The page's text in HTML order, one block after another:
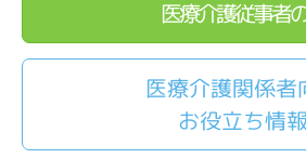
医療介護従事者
医療介護関係者
お役立ち情報